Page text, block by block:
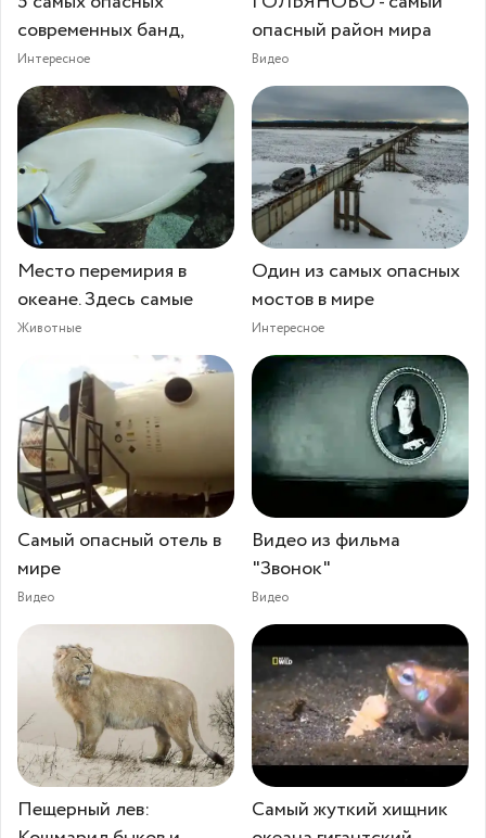
современных банд,
Интересное
опасный район мира
Видео
Место перемирия в
океане. Здесь самые
Животные
Один из самых опасных
мостов в мире
Интересное
Самый опасный отель в
мире
Видео
Видео из фильма
"Звонок"
Видео
Пещерный лев:
Самый жуткий хищник